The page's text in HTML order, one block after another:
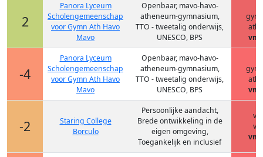
2
Panora Lyceum
Scholengemeenschap
voor Gymn Ath Havo
Mavo
Openbaar, mavo-havo-
atheneum-gymnasium,
TTO - tweetalig onderwijs,
UNESCO, BPS
-4
Panora Lyceum
Scholengemeenschap
voor Gymn Ath Havo
Mavo
Openbaar, mavo-havo-
atheneum-gymnasium,
TTO - tweetalig onderwijs,
UNESCO, BPS
-2
Staring College
Borculo
Persoonlijke aandacht,
Brede ontwikkeling in de
eigen omgeving,
Toegankelijk en inclusief